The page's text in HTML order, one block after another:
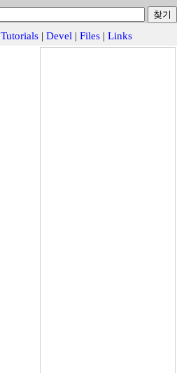
Tutorials | Devel | Files | Links